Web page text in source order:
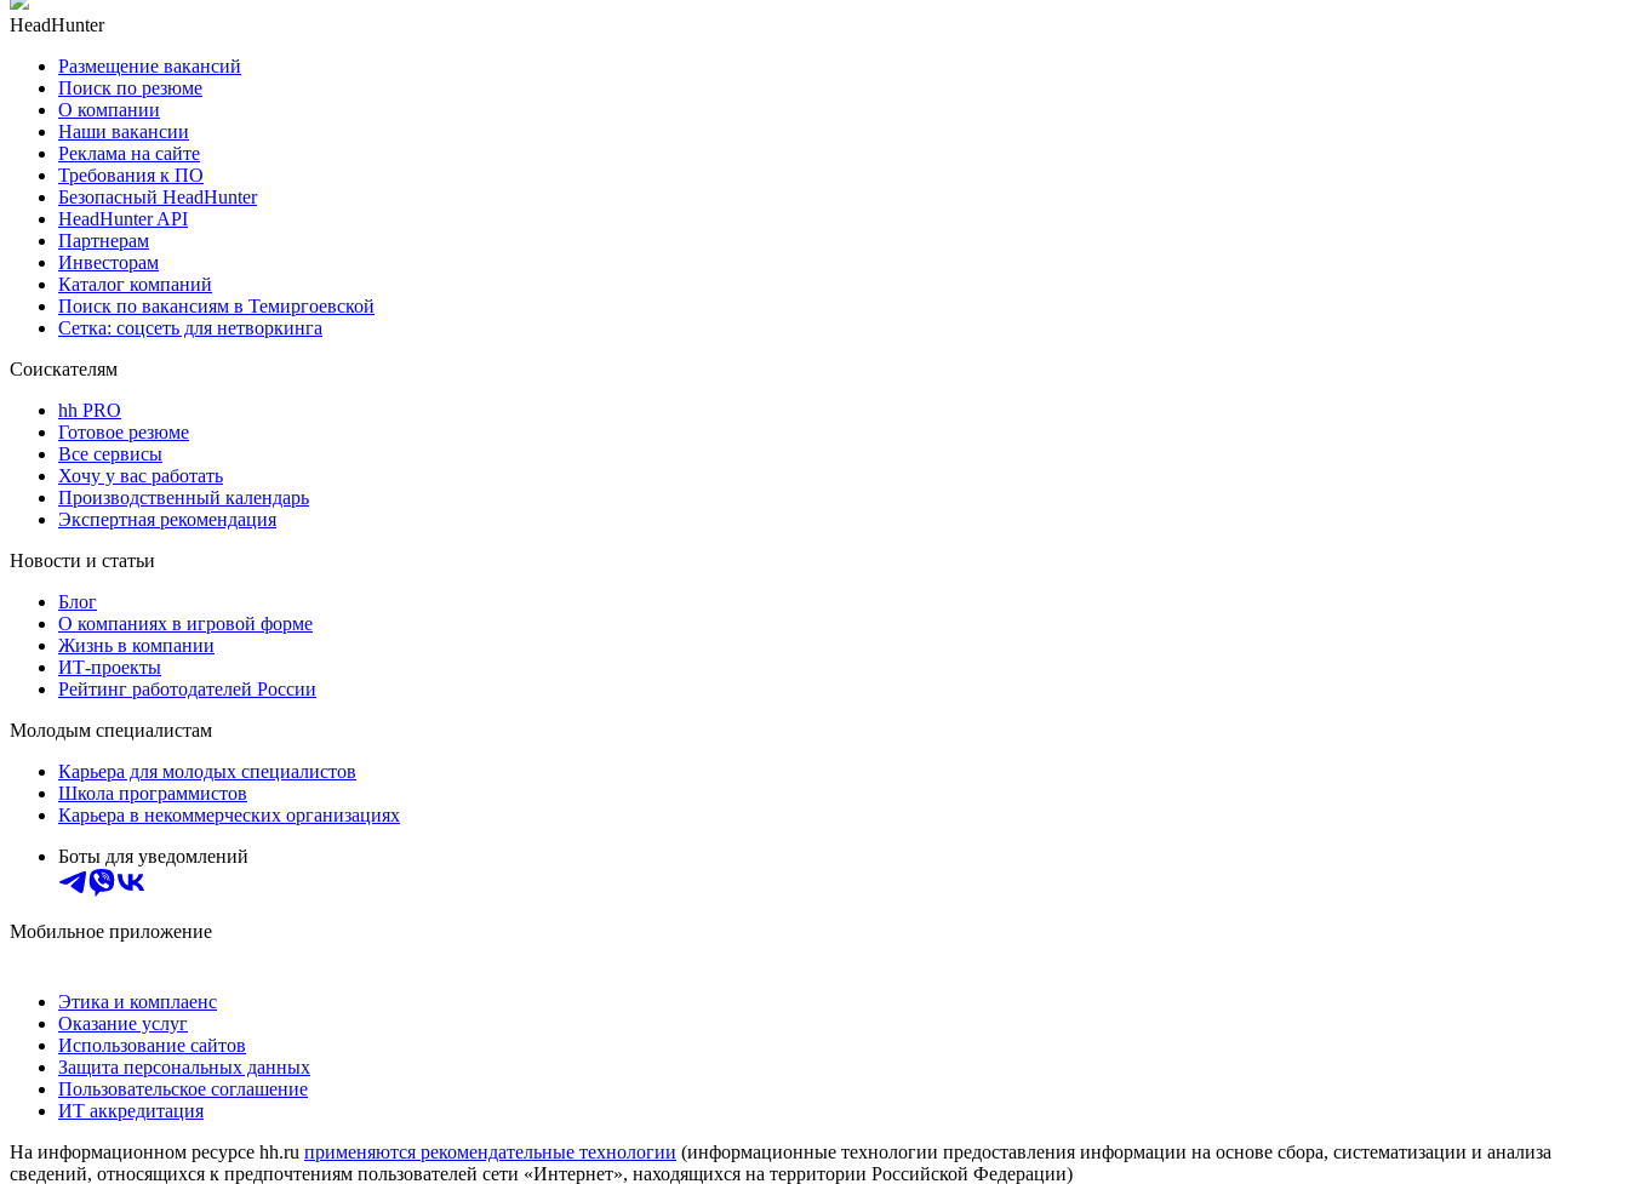
HeadHunter
Размещение вакансий
Поиск по резюме
О компании
Наши вакансии
Реклама на сайте
Требования к ПО
Безопасный HeadHunter
HeadHunter API
Партнерам
Инвесторам
Каталог компаний
Поиск по вакансиям в Темиргоевской
Сетка: соцсеть для нетворкинга
Соискателям
hh PRO
Готовое резюме
Все сервисы
Хочу у вас работать
Производственный календарь
Экспертная рекомендация
Новости и статьи
Блог
О компаниях в игровой форме
Жизнь в компании
ИТ-проекты
Рейтинг работодателей России
Молодым специалистам
Карьера для молодых специалистов
Школа программистов
Карьера в некоммерческих организациях
Боты для уведомлений
Мобильное приложение
Этика и комплаенс
Оказание услуг
Использование сайтов
Защита персональных данных
Пользовательское соглашение
ИТ аккредитация
На информационном ресурсе hh.ru применяются рекомендательные технологии (информационные технологии предоставления информации на основе сбора, систематизации и анализа
сведений, относящихся к предпочтениям пользователей сети «Интернет», находящихся на территории Российской Федерации)